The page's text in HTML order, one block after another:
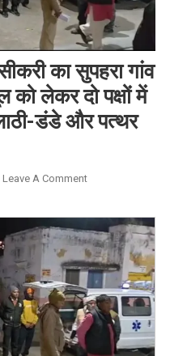
का सुपहरा गांव
को लेकर दो पक्षों में
डंडे और पत्थर
Leave A CommentOn
News:
फतेहपुर
सीकरी
का
सुपहरा
गांव
बना
‘रणभूमि’,